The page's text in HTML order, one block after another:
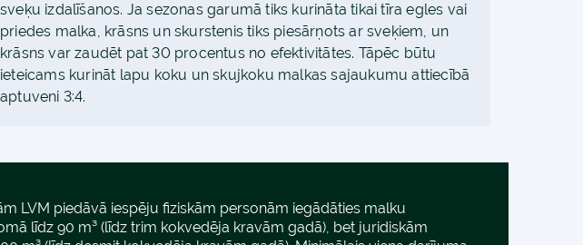
sveķu izdalīšanos. Ja sezonas garumā tiks kurināta tikai tīra egles vai
priedes malka, krāsns un skurstenis tiks piesārņots ar sveķiem, un
krāsns var zaudēt pat 30 procentus no efektivitātes. Tāpēc būtu
ieteicams kurināt lapu koku un skujkoku malkas sajaukumu attiecībā
aptuveni 3:4.
LVM piedāvā iespēju fiziskām personām iegādāties malku
līdz 90 m³ (līdz trim kokvedēja kravām gadā), bet juridiskām